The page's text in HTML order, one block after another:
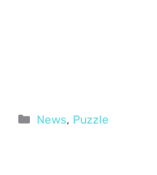
Categorie
News, Puzzle